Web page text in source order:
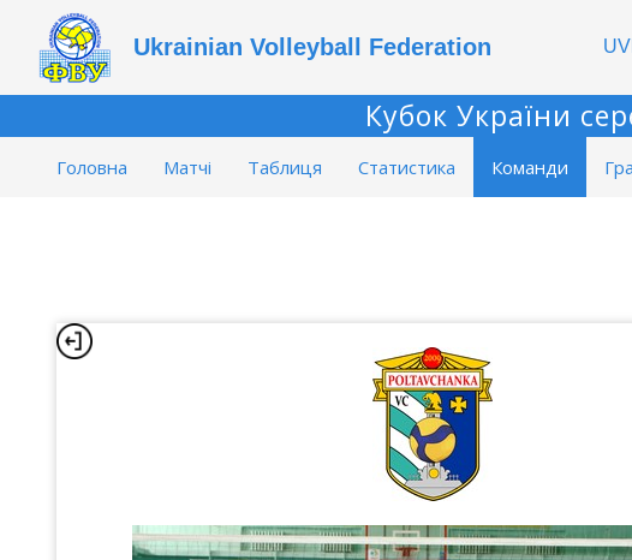
Ukrainian Volleyball Federation
Кубок України
Головна Матчі Таблиця Статистика Команди